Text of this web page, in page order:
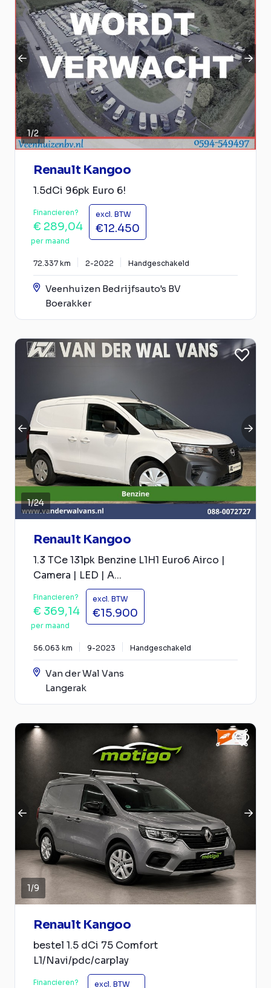
1/2
Renault Kangoo
1.5dCi 96pk Euro 6!
Financieren?
€ 289,04
per maand
excl. BTW
€12.450
72.337 km 2-2022 Handgeschakeld
Veenhuizen Bedrijfsauto's BV
Boerakker
1/24
Renault Kangoo
1.3 TCe 131pk Benzine L1H1 Euro6 Airco |
Camera | LED | A...
Financieren?
€ 369,14
per maand
excl. BTW
€15.900
56.063 km 9-2023 Handgeschakeld
Van der Wal Vans
Langerak
1/9
Renault Kangoo
bestel 1.5 dCi 75 Comfort
L1/Navi/pdc/carplay
Financieren? excl. BTW